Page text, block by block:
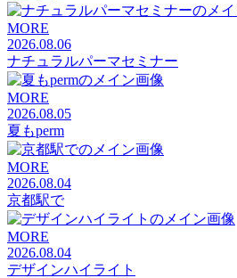
MORE
2026.08.06
ナチュラルパーマセミナー
MORE
2026.08.05
夏もperm
MORE
2026.08.04
京都駅で
MORE
2026.08.04
デザインハイライト